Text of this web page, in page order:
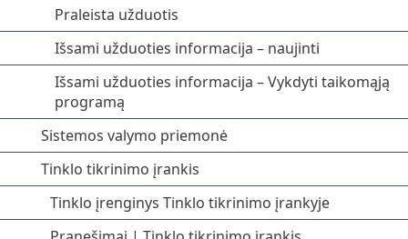
Praleista užduotis
Išsami užduoties informacija – naujinti
Išsami užduoties informacija – Vykdyti taikomąją
programą
Sistemos valymo priemonė
Tinklo tikrinimo įrankis
Tinklo įrenginys Tinklo tikrinimo įrankyje